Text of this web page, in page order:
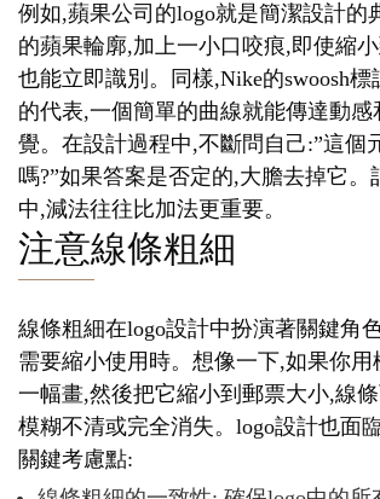
例如,蘋果公司的logo就是簡潔設計的
的蘋果輪廓,加上一小口咬痕,即使縮
也能立即識別。同樣,Nike的swoosh
的代表,一個簡單的曲線就能傳達動感
覺。在設計過程中,不斷問自己:”這個
嗎?”如果答案是否定的,大膽去掉它。
中,減法往往比加法更重要。
注意線條粗細
線條粗細在logo設計中扮演著關鍵角
需要縮小使用時。想像一下,如果你用
一幅畫,然後把它縮小到郵票大小,線
模糊不清或完全消失。logo設計也面
關鍵考慮點: